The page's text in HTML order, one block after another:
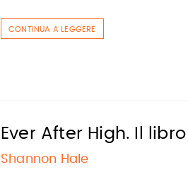
CONTINUA A LEGGERE
Ever After High. Il
Shannon Hale